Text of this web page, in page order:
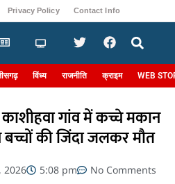
Privacy Policy Contact Info
विंध्य राजनीति क्राइम WEB
गांव में कच्चे मकान
की जिंदा जलकर मौत
2026 5:08 pm No Comments